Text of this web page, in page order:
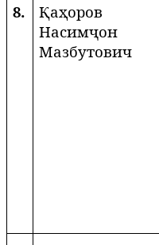
8.
Қаҳоров
Насимҷон
Мазбутович